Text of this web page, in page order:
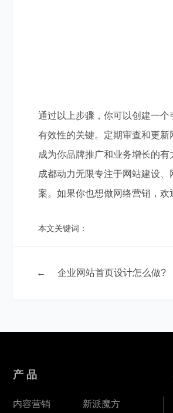
通过以上步骤，你可以创建一
有效性的关键。定期审查和更
成为你品牌推广和业务增长的有
成都动力无限专注于网站建设
案。如果你也想做网络营销，欢
本文关键词：
← 企业网站首页设计怎么做?
产 品
内容营销 新派魔方